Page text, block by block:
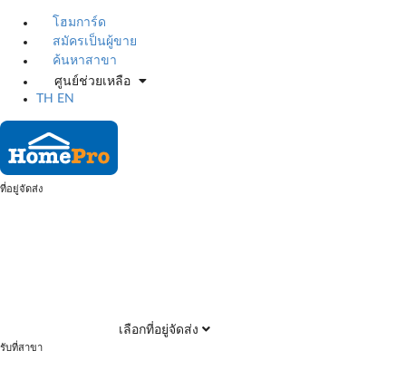
โฮมการ์ด
สมัครเป็นผู้ขาย
ค้นหาสาขา
ศูนย์ช่วยเหลือ
TH
EN
ที่อยู่จัดส่ง
เลือกที่อยู่จัดส่ง
รับที่สาขา